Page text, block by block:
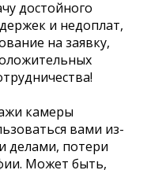
достойного
и недоплат,
на заявку,
камеры
вами из-
делами, потери
Может быть,